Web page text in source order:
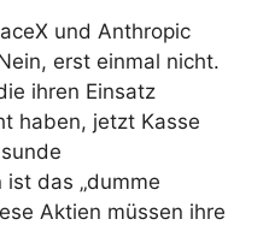
und Anthropic
erst einmal nicht.
ihren Einsatz
haben, jetzt Kasse
das „dumme
Aktien müssen ihre